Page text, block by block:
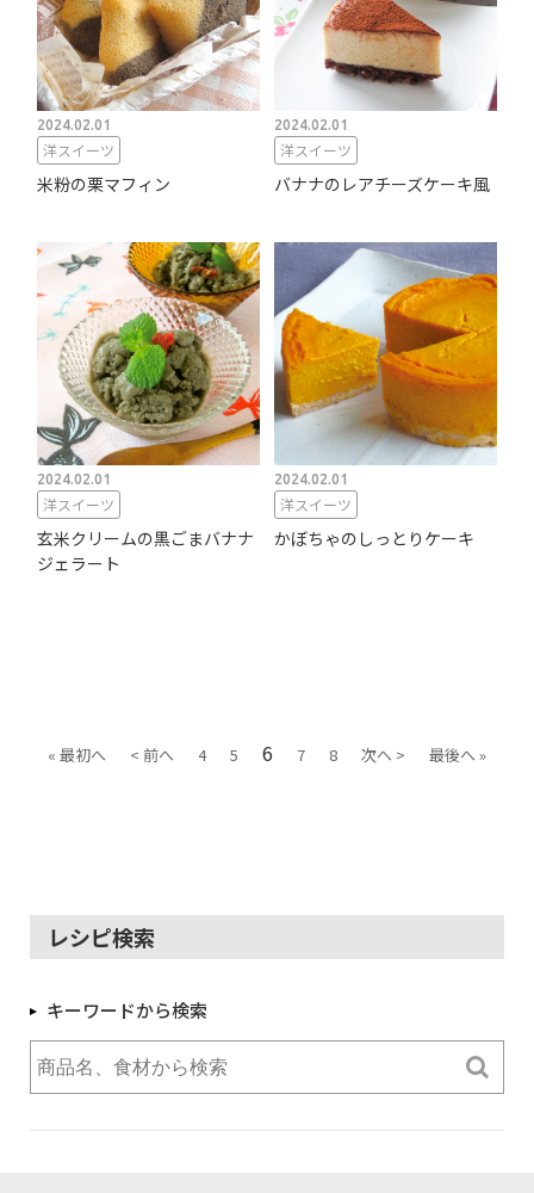
2024.02.01
洋スイーツ
米粉の栗マフィン
2024.02.01
洋スイーツ
バナナのレアチーズケーキ風
2024.02.01
洋スイーツ
玄米クリームの黒ごまバナナ
ジェラート
2024.02.01
洋スイーツ
かぼちゃのしっとりケーキ
« 最初へ < 前へ 4 5 6 7 8 次へ > 最後へ »
レシピ検索
キーワードから検索